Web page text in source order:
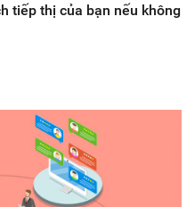
tiếp thị của bạn nếu không